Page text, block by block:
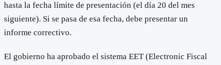
hasta la fecha límite de presentación (el día 20 del mes
siguiente). Si se pasa de esa fecha, debe presentar un
informe correctivo.
El gobierno ha aprobado el sistema EET (Electronic Fiscal